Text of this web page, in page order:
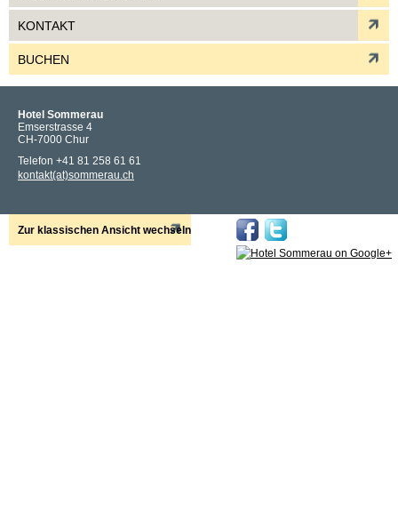
KONTAKT
BUCHEN
Hotel Sommerau
Emserstrasse 4
CH-7000 Chur
Telefon +41 81 258 61 61
kontakt(at)sommerau.ch
Zur klassischen Ansicht wechseln